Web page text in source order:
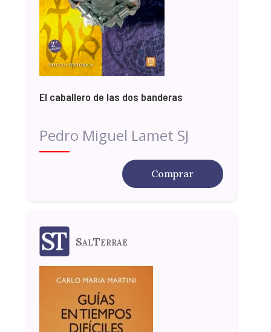
El caballero de las dos banderas
Pedro Miguel Lamet SJ
Comprar
SalTerrae